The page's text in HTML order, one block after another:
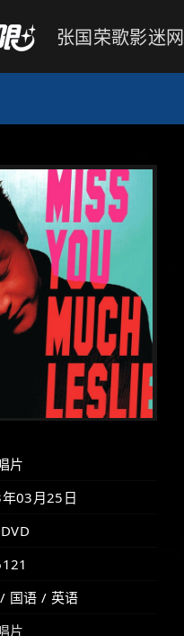
张国荣歌影迷网
片
03月25日
国语 / 英语
片